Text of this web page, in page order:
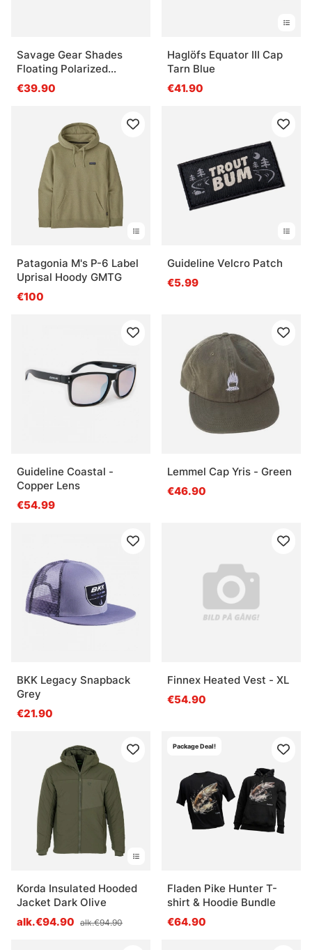
Savage Gear Shades
Floating Polarized
Sunglasses - Amber (Sun
And Clouds)
€39.90
Haglöfs Equator III Cap
Tarn Blue
€41.90
Patagonia M's P-6 Label
Uprisal Hoody GMTG
€100
Guideline Velcro Patch
€5.99
Guideline Coastal -
Copper Lens
€54.99
Lemmel Cap Yris - Green
€46.90
BKK Legacy Snapback
Grey
€21.90
Finnex Heated Vest - XL
€54.90
Korda Insulated Hooded
Jacket Dark Olive
alk.€94.90 alk.€94.90
Package Deal!
Fladen Pike Hunter T-
shirt & Hoodie Bundle
€64.90